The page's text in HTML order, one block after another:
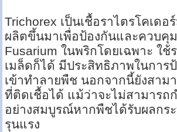
Trichorex เป็นเชื้อราไตรโคเด
ผลิตขึ้นมาเพื่อป้องกันและควบคุม
Fusarium ในพริกโดยเฉพาะ ใช้
เมล็ดก็ได้ มีประสิทธิภาพในการ
เข้าทำลายพืช นอกจากนี้ยังสาม
ที่ติดเชื้อได้ แม้ว่าจะไม่สามารถ
อย่างสมบูรณ์หากพืชได้รับผลกร
รุนแรง